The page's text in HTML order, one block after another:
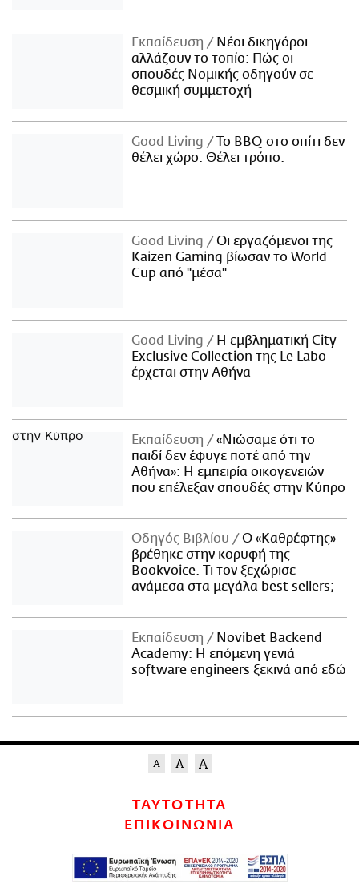
Εκπαίδευση
Νέοι δικηγόροι
αλλάζουν το τοπίο: Πώς οι
σπουδές Νομικής οδηγούν σε
θεσμική συμμετοχή
Good Living
Το BBQ στο σπίτι δεν
θέλει χώρο. Θέλει τρόπο.
Good Living
Οι εργαζόμενοι της
Kaizen Gaming βίωσαν το World
Cup από "μέσα"
Good Living
Η εμβληματική City
Exclusive Collection της Le Labo
έρχεται στην Αθήνα
Εκπαίδευση
«Νιώσαμε ότι το
παιδί δεν έφυγε ποτέ από την
Αθήνα»: Η εμπειρία οικογενειών
που επέλεξαν σπουδές στην Κύπρο
Οδηγός Βιβλίου
Ο «Καθρέφτης»
βρέθηκε στην κορυφή της
Bookvoice. Τι τον ξεχώρισε
ανάμεσα στα μεγάλα best sellers;
Εκπαίδευση
Novibet Backend
Academy: Η επόμενη γενιά
software engineers ξεκινά από εδώ
ΤΑΥΤΟΤΗΤΑ
ΕΠΙΚΟΙΝΩΝΙΑ